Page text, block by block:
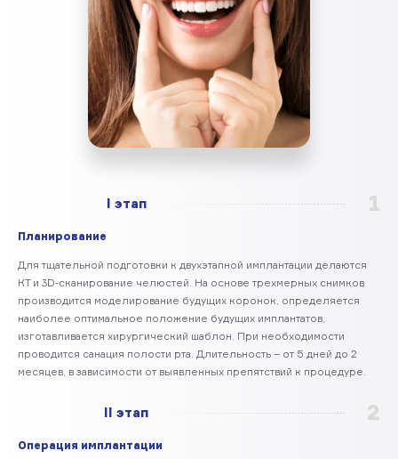
I этап 1
Планирование
Для тщательной подготовки к двухэтапной имплантации делаются
КТ и 3D-сканирование челюстей. На основе трехмерных снимков
производится моделирование будущих коронок, определяется
наиболее оптимальное положение будущих имплантатов,
изготавливается хирургический шаблон. При необходимости
проводится санация полости рта. Длительность – от 5 дней до 2
месяцев, в зависимости от выявленных препятствий к процедуре.
II этап 2
Операция имплантации